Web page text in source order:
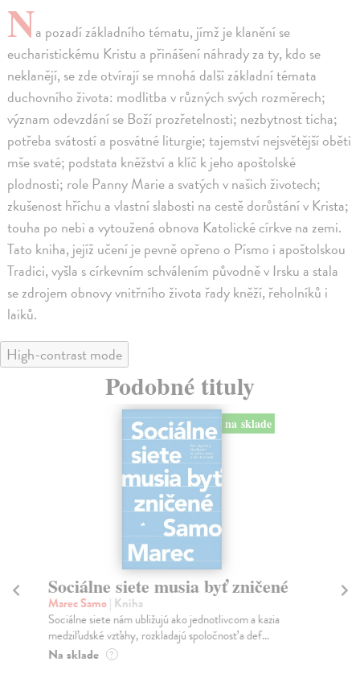
Na pozadí základního tématu, jímž je klanění se
eucharistickému Kristu a přinášení náhrady za ty, kdo se
neklanějí, se zde otvírají se mnohá další základní témata
duchovního života: modlitba v různých svých rozměrech;
význam odevzdání se Boží prozřetelnosti; nezbytnost ticha;
potřeba svátostí a posvátné liturgie; tajemství nejsvětější oběti
mše svaté; podstata kněžství a klíč k jeho apoštolské
plodnosti; role Panny Marie a svatých v našich životech;
zkušenost hříchu a vlastní slabosti na cestě dorůstání v Krista;
touha po nebi a vytoužená obnova Katolické církve na zemi.
Tato kniha, jejíž učení je pevně opřeno o Písmo i apoštolskou
Tradici, vyšla s církevním schválením původně v Irsku a stala
se zdrojem obnovy vnitřního života řady kněží, řeholníků i
laiků.
High-contrast mode
Podobné tituly
na sklade
Sociálne siete musia byť zničené
Marec Samo| Kniha
Sociálne siete nám ubližujú ako jednotlivcom a kazia
medziľudské vzťahy, rozkladajú spoločnosť a def...
Na sklade ?